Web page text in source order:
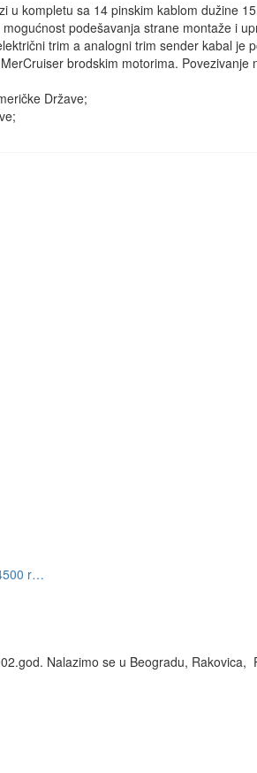
u kompletu sa 14 pinskim kablom dužine
podešavanja strane montaže i
trim a analogni trim sender kabal
brodskim motorima. Povezivanje
Države;
Konzolna top hromirana ručica Mercury MCC 4500 ručica sa trimom
Nalazimo se u Beogradu,